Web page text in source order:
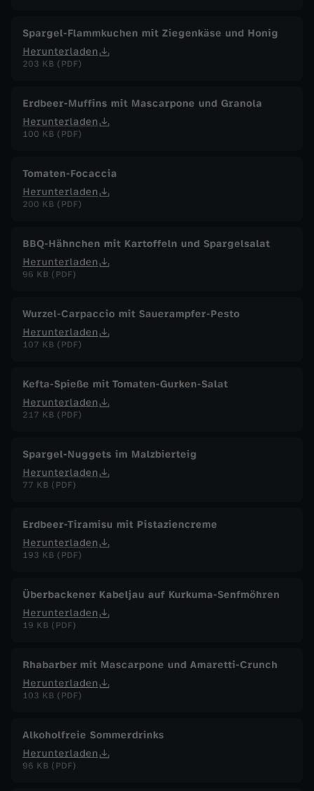
Spargel-Flammkuchen mit Ziegenkäse und Honig
Herunterladen
203 KB (PDF)
Erdbeer-Muffins mit Mascarpone und Granola
Herunterladen
100 KB (PDF)
Tomaten-Focaccia
Herunterladen
200 KB (PDF)
BBQ-Hähnchen mit Kartoffeln und Spargelsalat
Herunterladen
96 KB (PDF)
Wurzel-Carpaccio mit Sauerampfer-Pesto
Herunterladen
107 KB (PDF)
Kefta-Spieße mit Tomaten-Gurken-Salat
Herunterladen
217 KB (PDF)
Spargel-Nuggets im Malzbierteig
Herunterladen
77 KB (PDF)
Erdbeer-Tiramisu mit Pistaziencreme
Herunterladen
193 KB (PDF)
Überbackener Kabeljau auf Kurkuma-Senfmöhren
Herunterladen
19 KB (PDF)
Rhabarber mit Mascarpone und Amaretti-Crunch
Herunterladen
103 KB (PDF)
Alkoholfreie Sommerdrinks
Herunterladen
96 KB (PDF)